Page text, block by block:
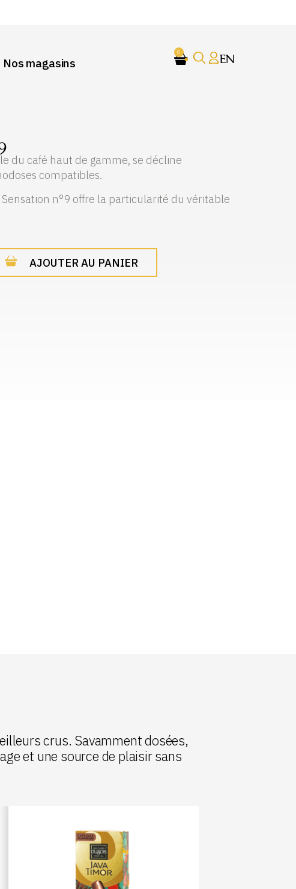
Nos magasins
0 EN
du café haut de gamme, se décline
compatibles.
Sensation n°9 offre la particularité du véritable
AJOUTER AU PANIER
crus. Savamment dosées,
et une source de plaisir sans